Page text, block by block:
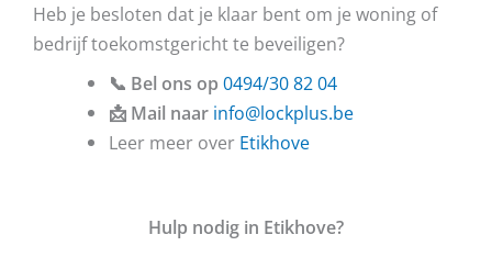
Heb je besloten dat je klaar bent om je woning of
bedrijf toekomstgericht te beveiligen?
📞 Bel ons op0494/30 82 04
📩 Mail naar info@lockplus.be
Leer meer over Etikhove
Hulp nodig in Etikhove?